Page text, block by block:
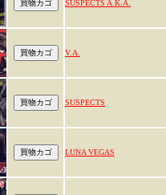
SUSPECTS A.K.A.
V.A.
SUSPECTS
LUNA VEGAS